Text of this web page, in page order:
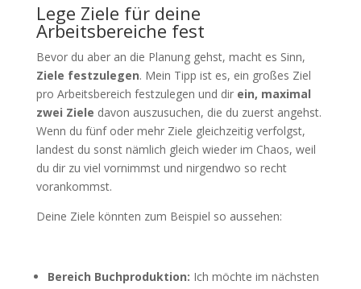
Lege Ziele für deine
Arbeitsbereiche fest
Bevor du aber an die Planung gehst, macht es Sinn,
Ziele festzulegen. Mein Tipp ist es, ein großes Ziel
pro Arbeitsbereich festzulegen und dir ein, maximal
zwei Ziele davon auszusuchen, die du zuerst angehst.
Wenn du fünf oder mehr Ziele gleichzeitig verfolgst,
landest du sonst nämlich gleich wieder im Chaos, weil
du dir zu viel vornimmst und nirgendwo so recht
vorankommst.
Deine Ziele könnten zum Beispiel so aussehen:
Bereich Buchproduktion: Ich möchte im nächsten